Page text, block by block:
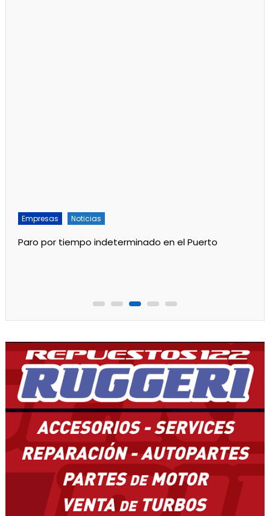
Empresas Noticias
Paro por tiempo indeterminado en el Puerto